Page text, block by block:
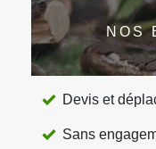
NOS
Devis et
Sans